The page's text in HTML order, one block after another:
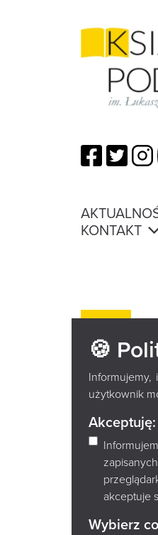
🍪
użytkownik
Akceptuję:
akceptuje
Wybierz
Facebook
Twitter
KONTAKT